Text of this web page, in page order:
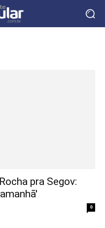
pra Segov:
0